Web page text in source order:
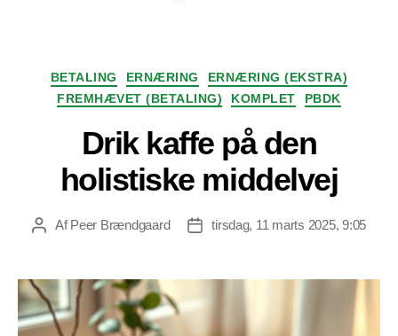
Kategorier
BETALING ERNÆRING
ERNÆRING (EKSTRA)
FREMHÆVET (BETALING)
KOMPLET PBDK
Drik kaffe på den
holistiske middelvej
Indlægsforfatter
AfPeer Brændgaard Indlægsdato
tirsdag, 11 marts 2025, 9:05